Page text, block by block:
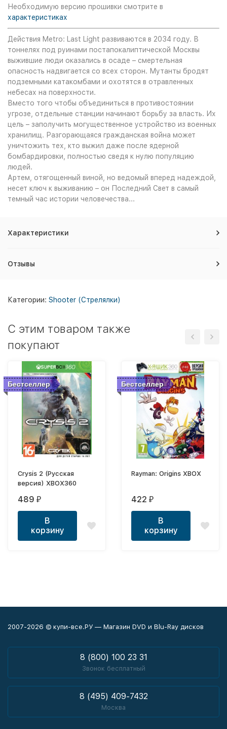
Необходимую версию прошивки смотрите в
характеристиках
Действия Metro: Last Light развиваются в 2034 году. В
тоннелях под руинами постапокалиптической Москвы
выжившие люди оказались в осаде – смертельная
опасность надвигается со всех сторон. Мутанты бродят
подземными катакомбами и охотятся в отравленных
небесах на поверхности.
Вместо того чтобы объединиться в противостоянии
угрозе, отдельные станции начинают борьбу за власть. Их
цель – заполучить могущественное устройство из военных
хранилищ. Разгорающаяся гражданская война может
уничтожить тех, кто выжил даже после ядерной
бомбардировки, полностью сведя к нулю популяцию
людей.
Артем, отягощенный виной, но ведомый вперед надеждой,
несет ключ к выживанию – он Последний Свет в самый
темный час истории человечества...
Характеристики
Отзывы
Категории: Shooter (Стрелялки)
C этим товаром также
покупают
Бестселлер
Crysis 2 (Русская
версия) XBOX360
489 ₽
В
корзину
Бестселлер
Rayman: Origins XBOX
422 ₽
В
корзину
2007-2026 © купи-все.РУ — Магазин DVD и Blu-Ray дисков
8 (800) 100 23 31
Звонок бесплатный
8 (495) 409-7432
Москва